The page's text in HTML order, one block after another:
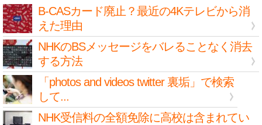
B-CASカード廃止？最近の4Kテレビから消
えた理由
NHKのBSメッセージをバレることなく消去
する方法
「photos and videos twitter 裏垢」で検索
して...
NHK受信料の全額免除に高校は含まれてい